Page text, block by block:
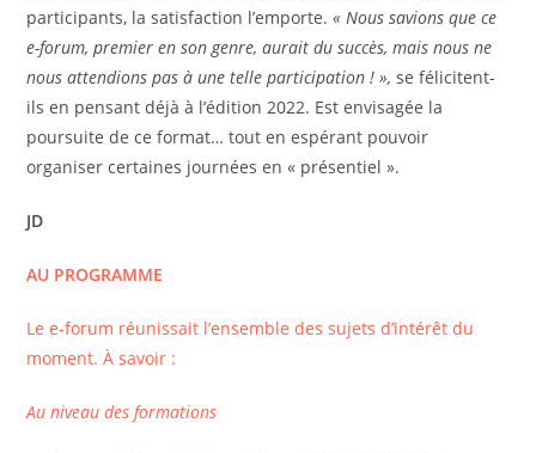
participants, la satisfaction l’emporte.« Nous savions que ce
e-forum, premier en son genre, aurait du succès, mais nous ne
nous attendions pas à une telle participation ! »,se félicitent-
ils en pensant déjà à l’édition 2022. Est envisagée la
poursuite de ce format… tout en espérant pouvoir
organiser certaines journées en « présentiel ».
JD
AU PROGRAMME
Le e-forum réunissait l’ensemble des sujets d’intérêt du
moment. À savoir :
Au niveau des formations